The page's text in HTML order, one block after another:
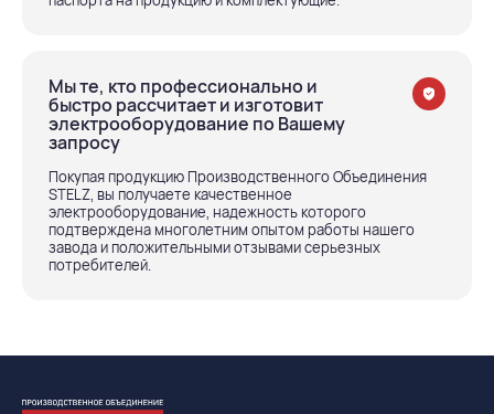
Мы те, кто профессионально и
быстро рассчитает и изготовит
электрооборудование по Вашему
запросу
Покупая продукцию Производственного Объединения
STELZ, вы получаете качественное
электрооборудование, надежность которого
подтверждена многолетним опытом работы нашего
завода и положительными отзывами серьезных
потребителей.